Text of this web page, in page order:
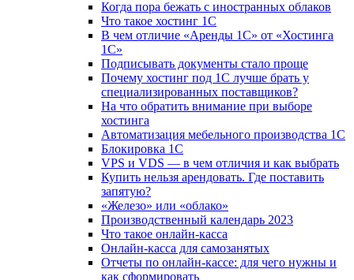
Когда пора бежать с иностранных облаков
Что такое хостинг 1С
В чем отличие «Аренды 1С» от «Хостинга
1С»
Подписывать документы стало проще
Почему хостинг под 1С лучше брать у
специализированных поставщиков?
На что обратить внимание при выборе
хостинга
Автоматизация мебельного производства 1С
Блокировка 1С
VPS и VDS — в чем отличия и как выбрать
Купить нельзя арендовать. Где поставить
запятую?
«Железо» или «облако»
Производственный календарь 2023
Что такое онлайн-касса
Онлайн-касса для самозанятых
Отчеты по онлайн-кассе: для чего нужны и
как сформировать